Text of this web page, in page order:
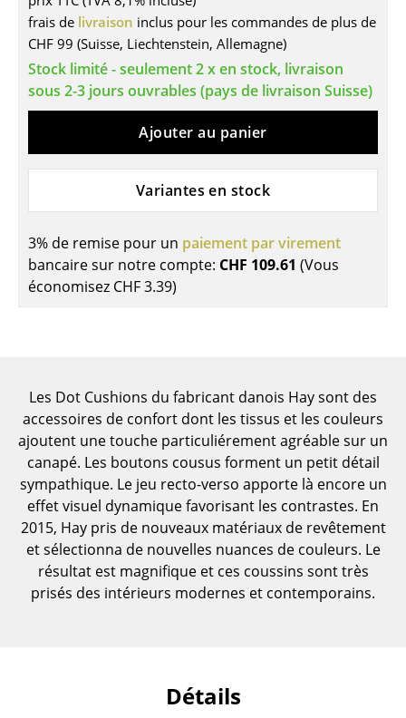
Tables
Tables de repas
Tables d’appoint
Bureaux & Secrétaires
Tables de conférence et Pupitres
Tables hautes & Pupitres
Chariots & Dessertes
Pièces détachées
... voir toutes les tables
Rangements
Étagères & Armoires
Bibliothèques
frais de livraison inclus pour les commandes de plus de
CHF 99 (Suisse, Liechtenstein, Allemagne)
Stock limité - seulement 2 x en stock, livraison
sous 2-3 jours ouvrables (pays de livraison Suisse)
Ajouter au panier
Variantes en stock
3% de remise pour un paiement par virement
bancaire sur notre compte: CHF 109.61 (Vous
économisez CHF 3.39)
Les Dot Cushions du fabricant danois Hay sont des
accessoires de confort dont les tissus et les couleurs
ajoutent une touche particuliérement agréable sur un
canapé. Les boutons cousus forment un petit détail
sympathique. Le jeu recto-verso apporte là encore un
effet visuel dynamique favorisant les contrastes. En
2015, Hay pris de nouveaux matériaux de revêtement
et sélectionna de nouvelles nuances de couleurs. Le
résultat est magnifique et ces coussins sont très
prisés des intérieurs modernes et contemporains.
Détails